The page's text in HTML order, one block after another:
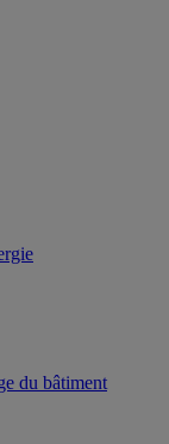
du bâtiment